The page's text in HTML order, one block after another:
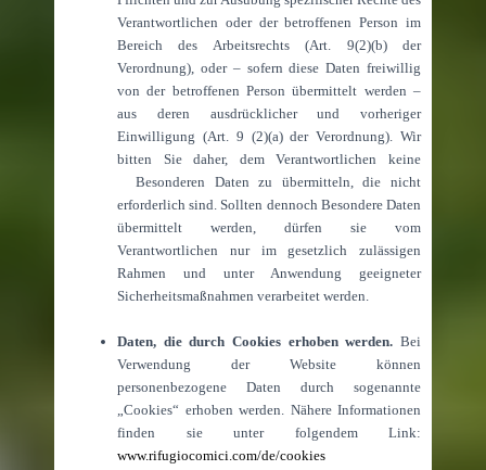
Verantwortlichen oder der betroffenen Person im
Bereich des Arbeitsrechts (Art. 9(2)(b) der
Verordnung), oder – sofern diese Daten freiwillig
von der betroffenen Person übermittelt werden –
aus deren ausdrücklicher und vorheriger
Einwilligung (Art. 9 (2)(a) der Verordnung). Wir
bitten Sie daher, dem Verantwortlichen keine
Besonderen Daten zu übermitteln, die nicht
erforderlich sind. Sollten dennoch Besondere Daten
übermittelt werden, dürfen sie vom
Verantwortlichen nur im gesetzlich zulässigen
Rahmen und unter Anwendung geeigneter
Sicherheitsmaßnahmen verarbeitet werden.
Daten, die durch Cookies erhoben werden. Bei
Verwendung der Website können
personenbezogene Daten durch sogenannte
„Cookies“ erhoben werden. Nähere Informationen
finden sie unter folgendem Link:
www.rifugiocomici.com/de/cookies